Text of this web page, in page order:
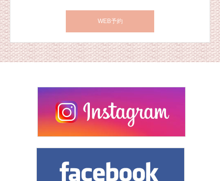
WEB予約